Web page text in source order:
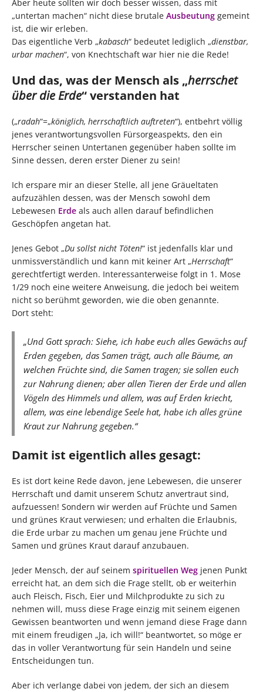
Aber heute sollten wir doch besser wissen, dass mit
„untertan machen“ nicht diese brutale Ausbeutung gemeint
ist, die wir erleben.
Das eigentliche Verb „kabasch“ bedeutet lediglich „dienstbar,
urbar machen“, von Knechtschaft war hier nie die Rede!
Und das, was der Mensch als „herrschet
über die Erde“ verstanden hat
(„radah“=„königlich, herrschaftlich auftreten“), entbehrt völlig
jenes verantwortungsvollen Fürsorgeaspekts, den ein
Herrscher seinen Untertanen gegenüber haben sollte im
Sinne dessen, deren erster Diener zu sein!
Ich erspare mir an dieser Stelle, all jene Gräueltaten
aufzuzählen dessen, was der Mensch sowohl dem
Lebewesen Erde als auch allen darauf befindlichen
Geschöpfen angetan hat.
Jenes Gebot „Du sollst nicht Töten!“ ist jedenfalls klar und
unmissverständlich und kann mit keiner Art „Herrschaft“
gerechtfertigt werden. Interessanterweise folgt in 1. Mose
1/29 noch eine weitere Anweisung, die jedoch bei weitem
nicht so berühmt geworden, wie die oben genannte.
Dort steht:
„Und Gott sprach: Siehe, ich habe euch alles Gewächs auf
Erden gegeben, das Samen trägt, auch alle Bäume, an
welchen Früchte sind, die Samen tragen; sie sollen euch
zur Nahrung dienen; aber allen Tieren der Erde und allen
Vögeln des Himmels und allem, was auf Erden kriecht,
allem, was eine lebendige Seele hat, habe ich alles grüne
Kraut zur Nahrung gegeben.“
Damit ist eigentlich alles gesagt:
Es ist dort keine Rede davon, jene Lebewesen, die unserer
Herrschaft und damit unserem Schutz anvertraut sind,
aufzuessen! Sondern wir werden auf Früchte und Samen
und grünes Kraut verwiesen; und erhalten die Erlaubnis,
die Erde urbar zu machen um genau jene Früchte und
Samen und grünes Kraut darauf anzubauen.
Jeder Mensch, der auf seinem spirituellen Weg jenen Punkt
erreicht hat, an dem sich die Frage stellt, ob er weiterhin
auch Fleisch, Fisch, Eier und Milchprodukte zu sich zu
nehmen will, muss diese Frage einzig mit seinem eigenen
Gewissen beantworten und wenn jemand diese Frage dann
mit einem freudigen „Ja, ich will!“ beantwortet, so möge er
das in voller Verantwortung für sein Handeln und seine
Entscheidungen tun.
Aber ich verlange dabei von jedem, der sich an diesem